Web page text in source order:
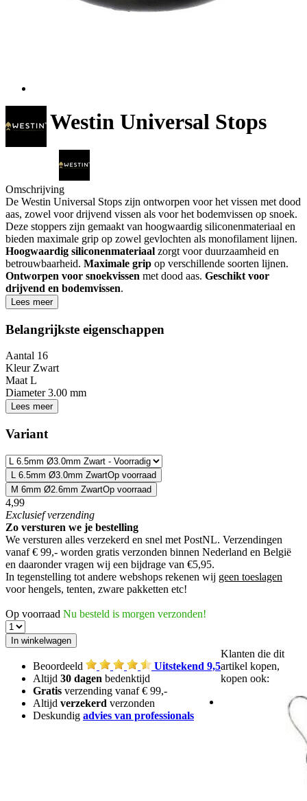
Westin Universal Stops
Omschrijving
De Westin Universal Stops zijn ontworpen voor het vissen met dood
aas, zowel voor drijvend vissen als voor het bodemvissen op snoek.
Deze stoppers zijn gemaakt van hoogwaardig siliconenmateriaal en
bieden maximale grip op zowel gevlochten als monofilament lijnen.
Hoogwaardig siliconenmateriaal zorgt voor duurzaamheid en
betrouwbaarheid. Maximale grip op verschillende soorten lijnen.
Ontworpen voor snoekvissen met dood aas. Geschikt voor
drijvend en bodemvissen.
Lees meer
Belangrijkste eigenschappen
Aantal 16
Kleur Zwart
Maat L
Diameter 3.00 mm
Lees meer
Variant
L 6.5mm Ø3.0mm ZwartOp voorraad
M 6mm Ø2.6mm ZwartOp voorraad
4,99
Exclusiefverzending
Zo versturen we je bestelling
We versturen alles verzekerd en snel met PostNL. Verzendingen
vanaf € 99,- worden gratis verzonden binnen Nederland en België
en daaronder vragen wij een bijdrage van €5,95.
In tegenstelling tot andere webshops rekenen wij geen toeslagen
voor hengels, tenten, zware pakketten etc!
Op voorraad Nu besteld is morgen verzonden!
Beoordeeld
Uitstekend 9,5
Altijd 30 dagen bedenktijd
Gratis verzending vanaf € 99,-
Altijd verzekerd verzonden
Deskundig advies van professionals
Klanten die dit
artikel kopen,
kopen ook: